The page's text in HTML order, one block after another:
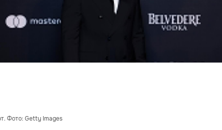
Фото: Getty Images